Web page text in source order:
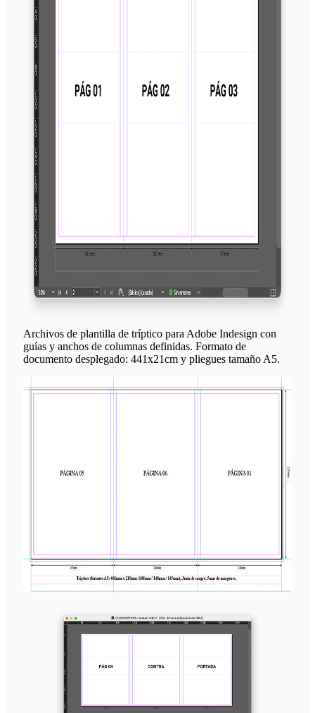
Archivos de plantilla de tríptico para Adobe Indesign con
guías y anchos de columnas definidas. Formato de
documento desplegado: 441x21cm y pliegues tamaño A5.